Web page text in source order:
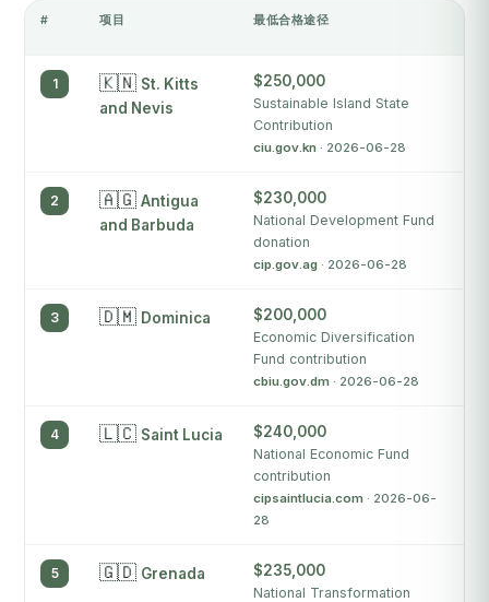
# 项目 最低合格途径
1 🇰🇳 St. Kitts
and Nevis
$250,000
Sustainable Island State
Contribution
ciu.gov.kn · 2026-06-28
2 🇦🇬 Antigua
and Barbuda
$230,000
National Development Fund
donation
cip.gov.ag · 2026-06-28
3 🇩🇲 Dominica $200,000
Economic Diversification
Fund contribution
cbiu.gov.dm · 2026-06-28
4 🇱🇨 Saint Lucia $240,000
National Economic Fund
contribution
cipsaintlucia.com · 2026-06-
28
5 🇬🇩 Grenada $235,000
National Transformation